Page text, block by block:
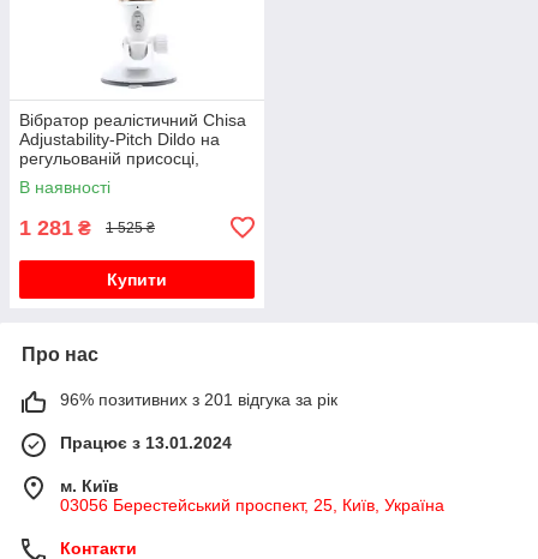
Вібратор реалістичний Chisa
Adjustability-Pitch Dildo на
регульованій присосці,
бежевий, 23 х 3.5 см
В наявності
1 281 ₴ 1 525 ₴
Купити
Про нас
96% позитивних з 201 відгука за рік
Працює з 13.01.2024
м. Київ
03056 Берестейський проспект, 25, Київ, Україна
Контакти